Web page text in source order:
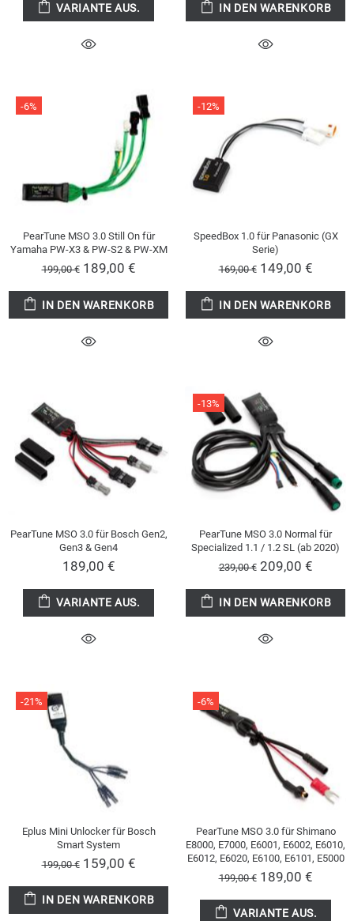
VARIANTE AUS. IN DEN WARENKORB
-6%
PearTune MSO 3.0 Still On für
Yamaha PW-X3 & PW-S2 & PW-XM
199,00 € 189,00 €
IN DEN WARENKORB
-12%
SpeedBox 1.0 für Panasonic (GX
Serie)
169,00 € 149,00 €
IN DEN WARENKORB
PearTune MSO 3.0 für Bosch Gen2,
Gen3 & Gen4
189,00 €
VARIANTE AUS.
-13%
PearTune MSO 3.0 Normal für
Specialized 1.1 / 1.2 SL (ab 2020)
239,00 € 209,00 €
IN DEN WARENKORB
-21%
Eplus Mini Unlocker für Bosch
Smart System
199,00 € 159,00 €
IN DEN WARENKORB
-6%
PearTune MSO 3.0 für Shimano
E8000, E7000, E6001, E6002, E6010,
E6012, E6020, E6100, E6101, E5000
199,00 € 189,00 €
VARIANTE AUS.